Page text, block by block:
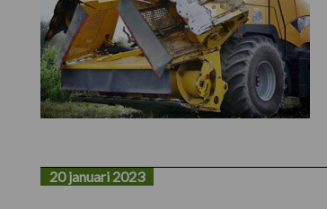
20 januari 2023